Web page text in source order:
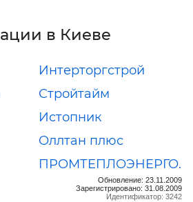
в Киеве
Интерторгстрой
Стройтайм
Истопник
Оллтан плюс
ПРОМТЕПЛОЭНЕРГО.
Обновление: 23.11.2009
Зарегистрировано: 31.08.2009
Идентификатор: 3242